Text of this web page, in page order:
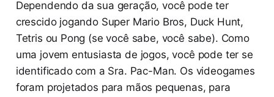
Dependendo da sua geração, você pode ter
crescido jogando Super Mario Bros, Duck Hunt,
Tetris ou Pong (se você sabe, você sabe). Como
uma jovem entusiasta de jogos, você pode ter se
identificado com a Sra. Pac-Man. Os videogames
foram projetados para mãos pequenas, para